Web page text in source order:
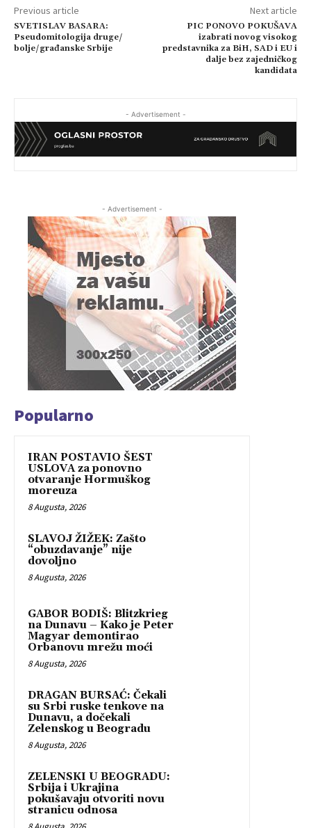
Previous article
SVETISLAV BASARA:
Pseudomitologija druge/
bolje/građanske Srbije
Next article
PIC PONOVO POKUŠAVA
izabrati novog visokog
predstavnika za BiH, SAD i EU i
dalje bez zajedničkog
kandidata
- Advertisement -
- Advertisement -
Popularno
IRAN POSTAVIO ŠEST
USLOVA za ponovno
otvaranje Hormuškog
moreuza
8 Augusta, 2026
SLAVOJ ŽIŽEK: Zašto
“obuzdavanje” nije
dovoljno
8 Augusta, 2026
GABOR BODIŠ: Blitzkrieg
na Dunavu – Kako je Peter
Magyar demontirao
Orbanovu mrežu moći
8 Augusta, 2026
DRAGAN BURSAĆ: Čekali
su Srbi ruske tenkove na
Dunavu, a dočekali
Zelenskog u Beogradu
8 Augusta, 2026
ZELENSKI U BEOGRADU:
Srbija i Ukrajina
pokušavaju otvoriti novu
stranicu odnosa